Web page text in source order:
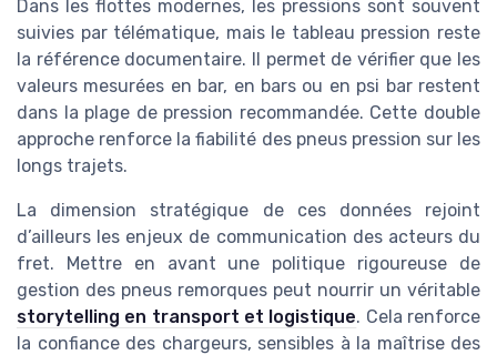
Dans les flottes modernes, les pressions sont souvent
suivies par télématique, mais le tableau pression reste
la référence documentaire. Il permet de vérifier que les
valeurs mesurées en bar, en bars ou en psi bar restent
dans la plage de pression recommandée. Cette double
approche renforce la fiabilité des pneus pression sur les
longs trajets.
La dimension stratégique de ces données rejoint
d’ailleurs les enjeux de communication des acteurs du
fret. Mettre en avant une politique rigoureuse de
gestion des pneus remorques peut nourrir un véritable
storytelling en transport et logistique. Cela renforce
la confiance des chargeurs, sensibles à la maîtrise des